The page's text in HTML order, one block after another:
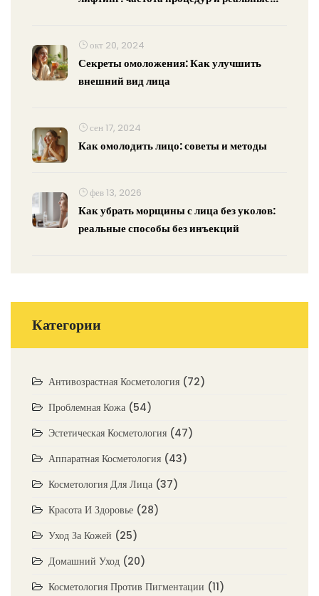
окт 20, 2024
Секреты омоложения: Как улучшить
внешний вид лица
сен 17, 2024
Как омолодить лицо: советы и методы
фев 13, 2026
Как убрать морщины с лица без уколов:
реальные способы без инъекций
Категории
Антивозрастная Косметология (72)
Проблемная Кожа (54)
Эстетическая Косметология (47)
Аппаратная Косметология (43)
Косметология Для Лица (37)
Красота И Здоровье (28)
Уход За Кожей (25)
Домашний Уход (20)
Косметология Против Пигментации (11)